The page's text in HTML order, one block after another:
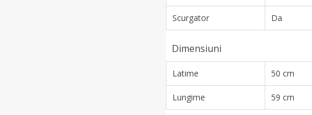
Scurgator Da
Dimensiuni
Latime 50 cm
Lungime 59 cm